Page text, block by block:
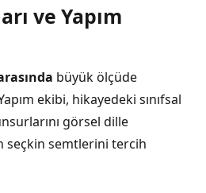
ve Yapım
büyük ölçüde
ekibi, hikayedeki sınıfsal
görsel dille
seçkin semtlerini tercih